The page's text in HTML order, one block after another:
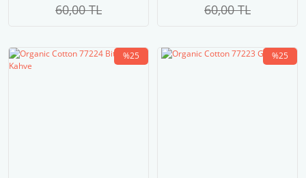
60,00 TL
60,00 TL
%25 %25